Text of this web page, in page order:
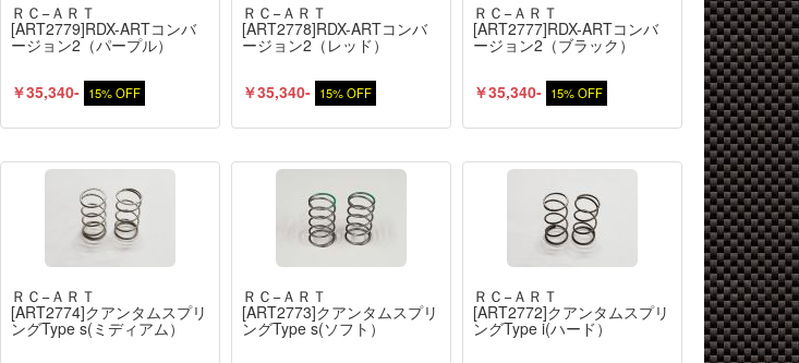
ＲＣ−ＡＲＴ
[ART2779]RDX-ARTコンバ
ージョン2（パープル）
￥35,340- 15% OFF
ＲＣ−ＡＲＴ
[ART2778]RDX-ARTコンバ
ージョン2（レッド）
￥35,340- 15% OFF
ＲＣ−ＡＲＴ
[ART2777]RDX-ARTコンバ
ージョン2（ブラック）
￥35,340- 15% OFF
ＲＣ−ＡＲＴ
[ART2774]クアンタムスプリ
ングType s(ミディアム）
ＲＣ−ＡＲＴ
[ART2773]クアンタムスプリ
ングType s(ソフト）
ＲＣ−ＡＲＴ
[ART2772]クアンタムスプリ
ングType i(ハード）